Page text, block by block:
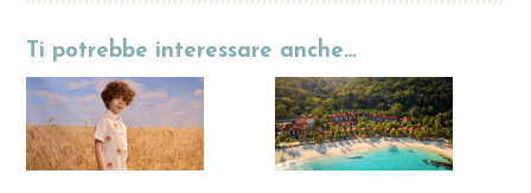
Ti potrebbe interessare anche…